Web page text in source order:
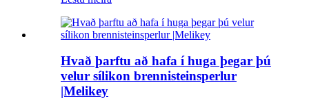
Hvað þarftu að hafa í huga þegar þú
velur sílikon brennisteinsperlur
|Melikey